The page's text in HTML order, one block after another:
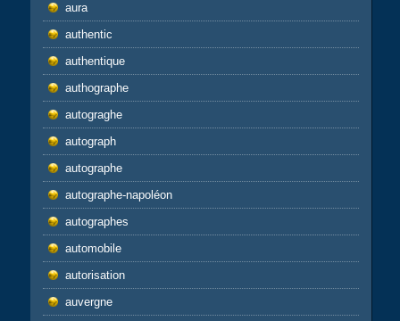
aura
authentic
authentique
authographe
autograghe
autograph
autographe
autographe-napoléon
autographes
automobile
autorisation
auvergne